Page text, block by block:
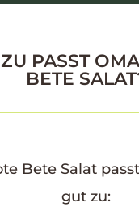
PASST
BETE
Bete Salat
gut zu: